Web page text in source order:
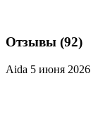
Отзывы (92)
Aida 5 июня 2026